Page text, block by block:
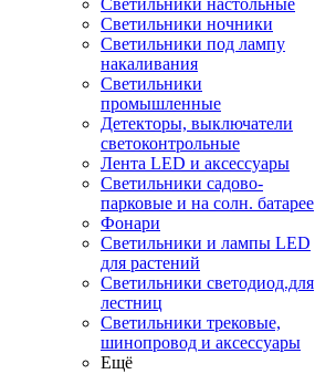
Светильники настольные
Светильники ночники
Светильники под лампу
накаливания
Светильники
промышленные
Детекторы, выключатели
светоконтрольные
Лента LED и аксессуары
Светильники садово-
парковые и на солн. батарее
Фонари
Светильники и лампы LED
для растений
Светильники светодиод.для
лестниц
Светильники трековые,
шинопровод и аксессуары
Ещё